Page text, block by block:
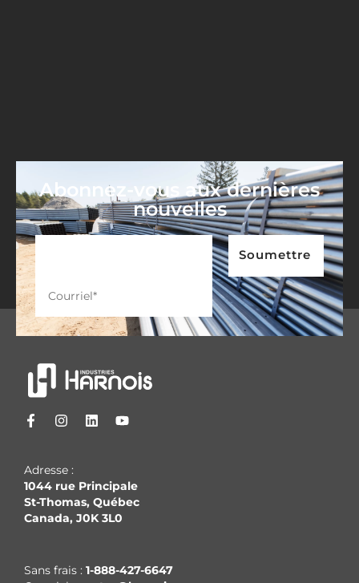
Abonnez-vous aux dernières
nouvelles
Adresse :
1044 rue Principale
St-Thomas, Québec
Canada, J0K 3L0
Sans frais : 1-888-427-6647